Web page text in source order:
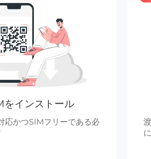
をインストール
応かつSIMフリーである必